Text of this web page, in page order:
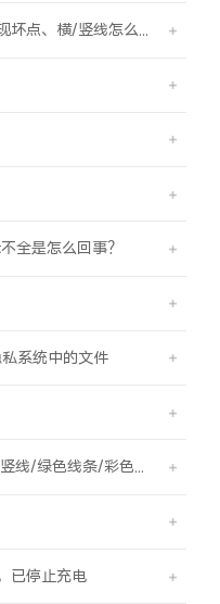
拍摄激光光束后，相机取景画面出现坏点、横/竖线怎么办？
全是怎么回事？
系统中的文件
屏幕线条/屏幕绿线/屏幕竖线/绿色竖线/绿色线条/彩色竖线
已停止充电